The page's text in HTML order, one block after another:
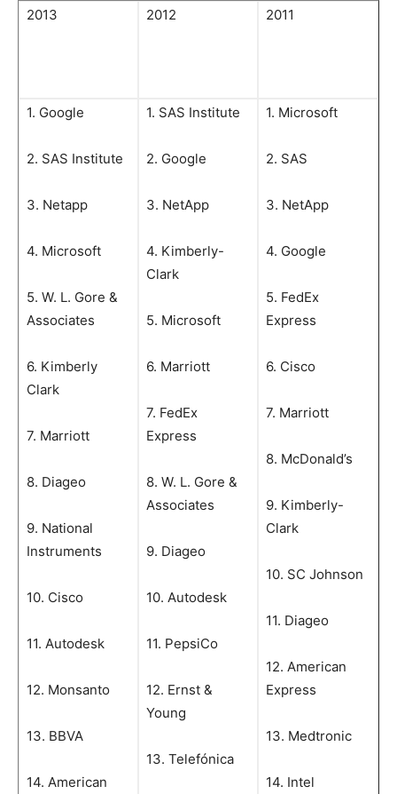
2013 2012 2011
1. Google
2. SAS Institute
3. Netapp
4. Microsoft
5. W. L. Gore &
Associates
6. Kimberly
Clark
7. Marriott
8. Diageo
9. National
Instruments
10. Cisco
11. Autodesk
12. Monsanto
13. BBVA
14. American
1. SAS Institute
2. Google
3. NetApp
4. Kimberly-
Clark
5. Microsoft
6. Marriott
7. FedEx
Express
8. W. L. Gore &
Associates
9. Diageo
10. Autodesk
11. PepsiCo
12. Ernst &
Young
13. Telefónica
1. Microsoft
2. SAS
3. NetApp
4. Google
5. FedEx
Express
6. Cisco
7. Marriott
8. McDonald’s
9. Kimberly-
Clark
10. SC Johnson
11. Diageo
12. American
Express
13. Medtronic
14. Intel